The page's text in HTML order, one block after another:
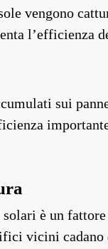
vengono
l’efficienza
sui
è un
vicini